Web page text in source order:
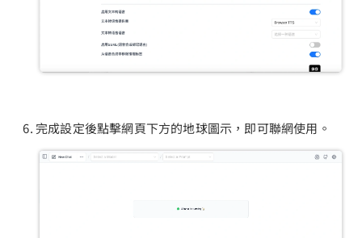
完成設定後點擊網頁下方的地球圖示，即可聯網使用。